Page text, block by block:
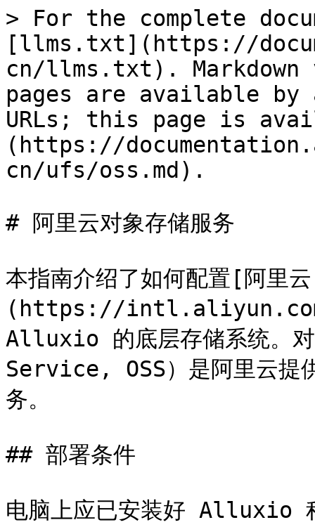
> For the complete
[llms.txt](https://
cn/llms.txt). Markdown
pages are available by
URLs; this page is
(https://
cn/ufs/oss.md).
# 阿里云对象存储服务
本指南介绍了如何配置[阿里
(https://
Alluxio 的底层存储系统。
Service, OSS）是阿里云提
务。
## 部署条件
电脑上应已安装好 Alluxio